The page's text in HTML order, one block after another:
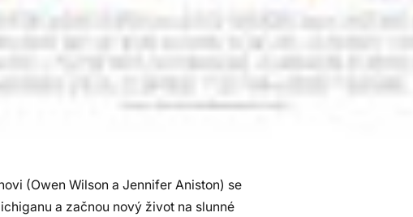
(Owen Wilson a Jennifer Aniston) se
a začnou nový život na slunné